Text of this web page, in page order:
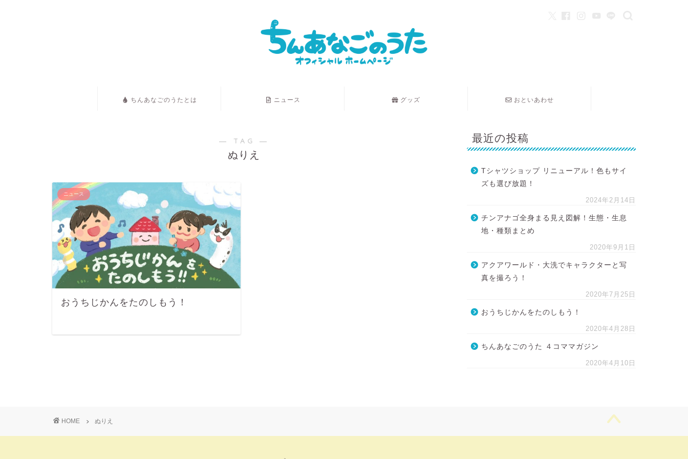
ちんあなごのうたとは ニュース グッズ おといあわせ
― TAG ―
ぬりえ
ニュース
おうちじかんをたのしもう！
最近の投稿
Tシャツショップ リニューアル！色もサイ
ズも選び放題！
2024年2月14日
チンアナゴ全身まる見え図解！生態・生息
地・種類まとめ
2020年9月1日
アクアワールド・大洗でキャラクターと写
真を撮ろう！
2020年7月25日
おうちじかんをたのしもう！
2020年4月28日
ちんあなごのうた ４コママガジン
2020年4月10日
HOME ぬりえ